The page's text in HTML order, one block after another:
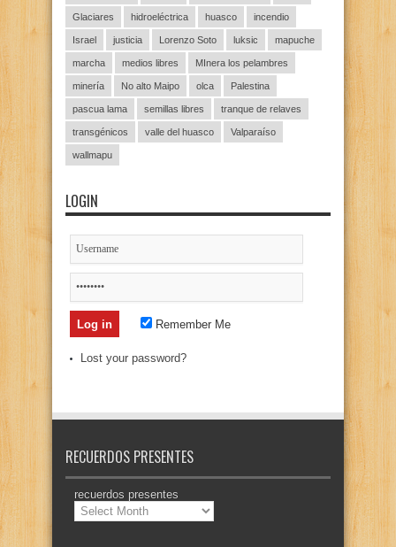
Glaciares hidroeléctrica huasco incendio
Israel justicia Lorenzo Soto luksic mapuche
marcha medios libres MInera los pelambres
minería No alto Maipo olca Palestina
pascua lama semillas libres tranque de relaves
transgénicos valle del huasco Valparaíso
wallmapu
LOGIN
Remember Me
Lost your password?
RECUERDOS PRESENTES
recuerdos presentes